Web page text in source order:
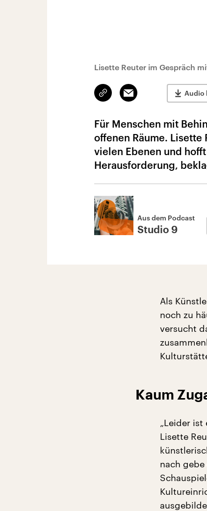
Lisette Reuter im Gespräch
Link
kopieren/teilen
Email Audio
Für Menschen mit
offenen Räume. Lisette
vielen Ebenen und
Herausforderung,
Aus dem Podcast
Studio 9
Als
noch zu
versucht
Kaum
„Leider
Lisette
nach